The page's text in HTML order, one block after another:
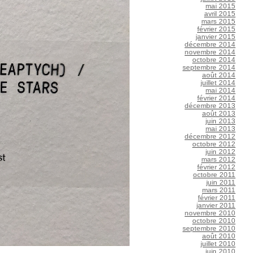
mai 2015
avril 2015
mars 2015
février 2015
janvier 2015
décembre 2014
novembre 2014
octobre 2014
septembre 2014
août 2014
juillet 2014
mai 2014
février 2014
décembre 2013
août 2013
juin 2013
mai 2013
décembre 2012
octobre 2012
juin 2012
mars 2012
février 2012
octobre 2011
juin 2011
mars 2011
février 2011
janvier 2011
novembre 2010
octobre 2010
septembre 2010
août 2010
juillet 2010
juin 2010